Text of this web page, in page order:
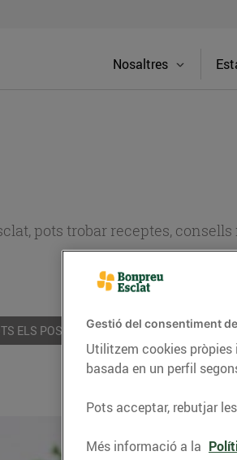
Nosaltres
pots trobar receptes,
ELS POSTS ACTUALITAT CONSELLS I
Gestió del consentiment
Utilitzem cookies pròpies
basada en un perfil
Pots acceptar, rebutjar
Més informació a la